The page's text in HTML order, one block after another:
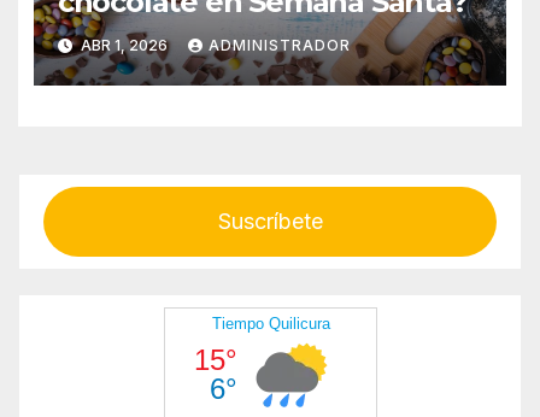
ABR 1, 2026 ADMINISTRADOR
Suscríbete